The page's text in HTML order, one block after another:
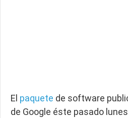
El paquete de software
de Google éste pasado